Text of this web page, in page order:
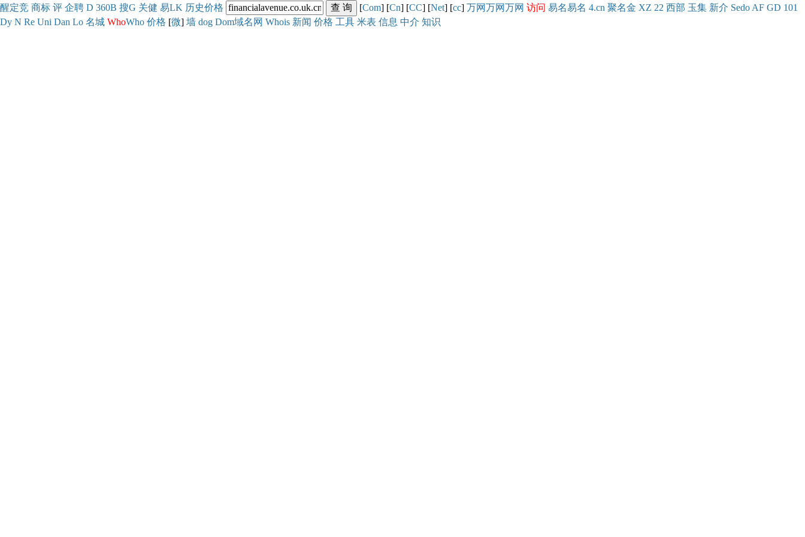
醒定竞 商标 评 企聘 D 360B 搜G 关健 易LK 历史价格 [Com] [Cn] [CC] [Net] [cc] 万网万网万网 访问 易名易名 4.cn 聚名金 XZ 22 西部 玉集 新介 Sedo AF GD 101
Dy N Re Uni Dan Lo 名城 WhoWho 价格 [微] 墙 dog Dom域名网 Whois 新闻 价格 工具 米表 信息 中介 知识